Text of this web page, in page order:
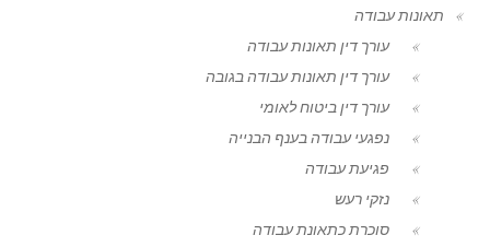
תאונות עבודה
עורך דין תאונות עבודה
עורך דין תאונות עבודה בגובה
עורך דין ביטוח לאומי
נפגעי עבודה בענף הבנייה
פגיעת עבודה
נזקי רעש
סוכרת כתאונת עבודה